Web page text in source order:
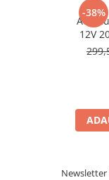
Prize de incarcare
Acumulatori VRLA
Tractiune / LiFePo4
Baterii si
-38%
12V
Newsletter